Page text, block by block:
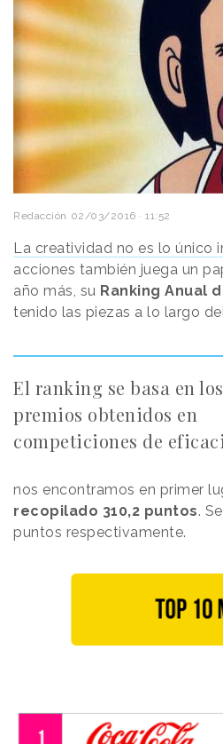
Redacción 02/03/2016 · 11:52
La creatividad no es lo único
acciones también juega un
año más, su Ranking Anual
tenido las piezas a lo largo
El ranking se basa en los
premios obtenidos en
competiciones de
nos encontramos en primer
recopilado 310,2 puntos.
puntos respectivamente.